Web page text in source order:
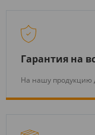
Гарантия на
На нашу продукцию